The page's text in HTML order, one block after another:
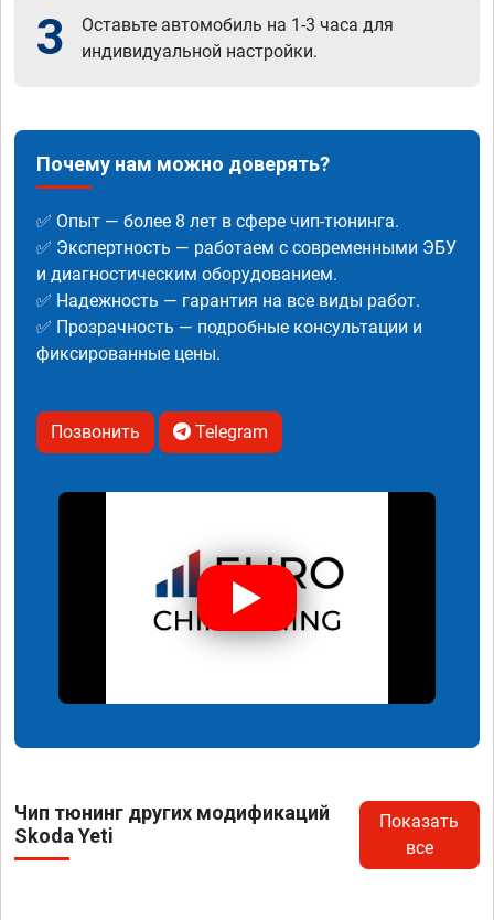
3
Оставьте автомобиль на 1-3 часа для
индивидуальной настройки.
Почему нам можно доверять?
✅ Опыт — более 8 лет в сфере чип-тюнинга.
✅ Экспертность — работаем с современными ЭБУ
и диагностическим оборудованием.
✅ Надежность — гарантия на все виды работ.
✅ Прозрачность — подробные консультации и
фиксированные цены.
Позвонить Telegram
Чип тюнинг других модификаций
Skoda Yeti
Показать
все